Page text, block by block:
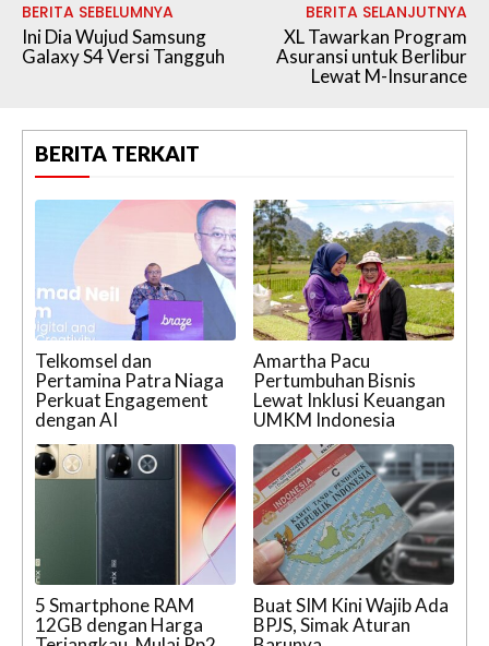
BERITA SEBELUMNYA
Ini Dia Wujud Samsung
Galaxy S4 Versi Tangguh
BERITA SELANJUTNYA
XL Tawarkan Program
Asuransi untuk Berlibur
Lewat M-Insurance
BERITA TERKAIT
Telkomsel dan
Pertamina Patra Niaga
Perkuat Engagement
dengan AI
Amartha Pacu
Pertumbuhan Bisnis
Lewat Inklusi Keuangan
UMKM Indonesia
5 Smartphone RAM
12GB dengan Harga
Buat SIM Kini Wajib Ada
BPJS, Simak Aturan